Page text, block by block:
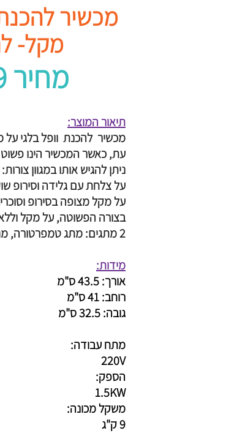
מכשיר
מקל-
₪ 169 מחיר
תיאור המוצר:
עת, כאשר המכשיר הינו
ניתן להגיש אותו במגוון צורות:
על צלחת עם גלידה וסירופ
על מקל מצופה בסירופ
בצורה הפשוטה, על מקל
2 מתגים: מתג טמפרטורה, מתג טיימר
מידות:
אורך: 43.5 ס"מ
רוחב: 41 ס"מ
גובה: 32.5 ס"מ
מתח עבודה:
220V
הספק:
1.5KW
משקל מכונה:
9ק"ג